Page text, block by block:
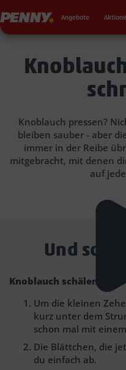
Penny Angebote
Knoblauch pressen?
bleiben sauber - aber
immer in der Reibe
mitgebracht, mit denen
auf
Und so
Knoblauch schälen:
Um die kleinen
kurz unter dem
schon mal mit
Die Blättchen, die
du einfach ab.